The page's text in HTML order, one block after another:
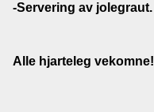
-Servering av jolegraut.
Alle hjarteleg vekomne!